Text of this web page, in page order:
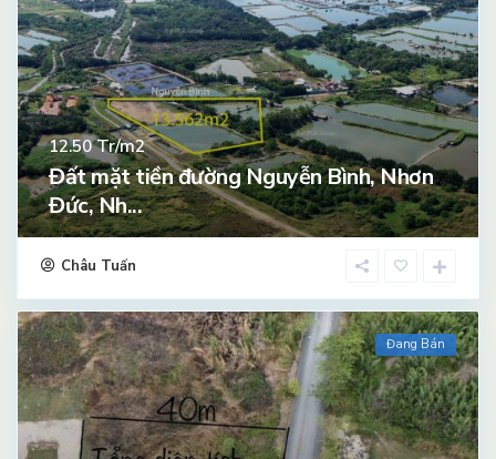
12.50Tr/m2
Đất mặt tiền đường Nguyễn Bình, Nhơn
Đức, Nh...
Châu Tuấn
Đang Bán